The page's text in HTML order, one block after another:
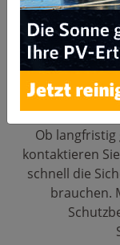
geplante
sorgen dafür,
Jetzt
Ob
kontaktieren
schnell die
brauchen.